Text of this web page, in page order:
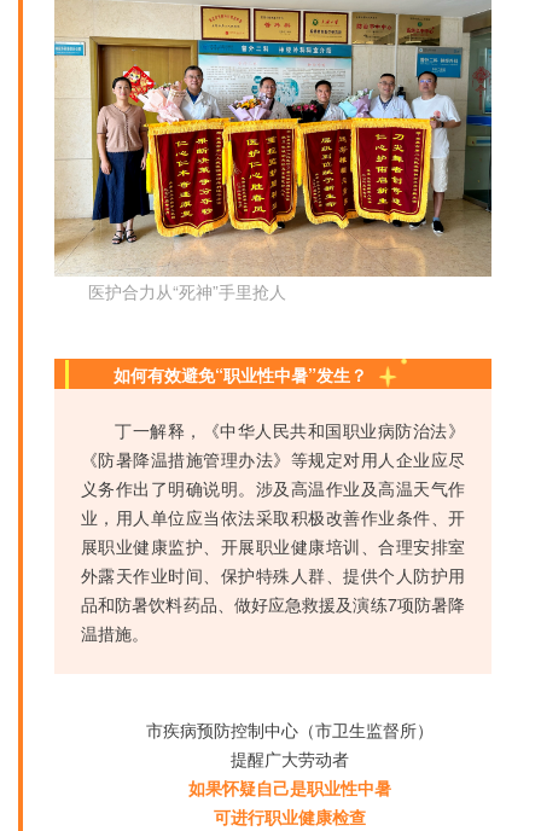
医护合力从“死神”手里抢人
如何有效避免“职业性中暑”发生？
丁一解释，《中华人民共和国职业病防治法》
《防暑降温措施管理办法》等规定对用人企业应尽
义务作出了明确说明。涉及高温作业及高温天气作
业，用人单位应当依法采取积极改善作业条件、开
展职业健康监护、开展职业健康培训、合理安排室
外露天作业时间、保护特殊人群、提供个人防护用
品和防暑饮料药品、做好应急救援及演练7项防暑降
温措施。
市疾病预防控制中心（市卫生监督所）
提醒广大劳动者
如果怀疑自己是职业性中暑
可进行职业健康检查